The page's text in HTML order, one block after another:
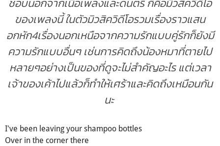
ของเพลงนี้ในตัวมิวสิควิดีโอรวมเรื่องราวแสน
อกหัก4เรื่องนอกเหนือจากความรักแบบคู่รักก็ยังมี
ความรักแบบอื่นๆ เช่นการคิดถึงน้องหมาที่ตายไป
หลายๆอย่างเป็นของที่ดูจะไม่สำคัญอะไร แต่เวลา
เจ้าของเค้าไปแล้วก็ทำให้เศร้าและคิดถึงเหมือนกัน
นะ
I've been leaving your shampoo bottles
Over in the corner there